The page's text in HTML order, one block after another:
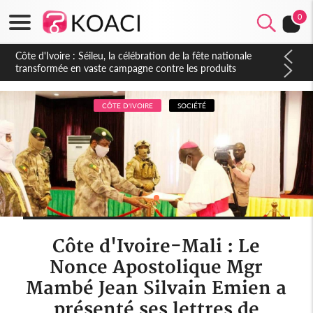
0
Côte d'Ivoire : Daloa, il tue son collègue et cache 38 millions
dans une fosse septique
CÔTE D'IVOIRE SOCIÉTÉ
Côte d'Ivoire-Mali : Le
Nonce Apostolique Mgr
Mambé Jean Silvain Emien a